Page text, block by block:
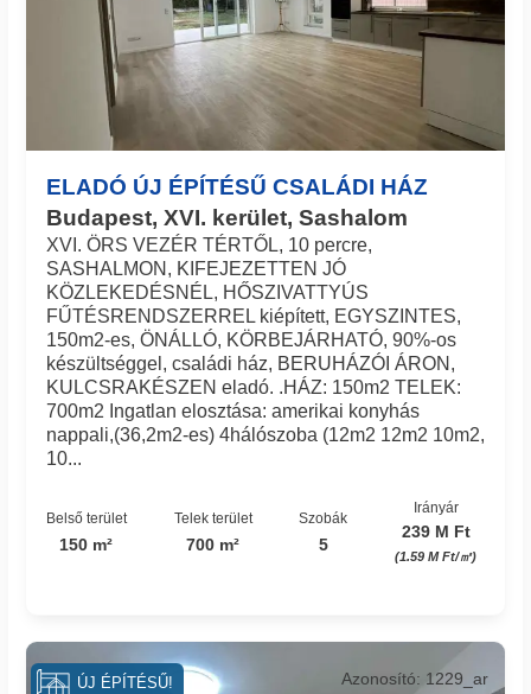
ELADÓ ÚJ ÉPÍTÉSŰ CSALÁDI HÁZ
Budapest, XVI. kerület, Sashalom
XVI. ÖRS VEZÉR TÉRTŐL, 10 percre,
SASHALMON, KIFEJEZETTEN JÓ
KÖZLEKEDÉSNÉL, HŐSZIVATTYÚS
FŰTÉSRENDSZERREL kiépített, EGYSZINTES,
150m2-es, ÖNÁLLÓ, KÖRBEJÁRHATÓ, 90%-os
készültséggel, családi ház, BERUHÁZÓI ÁRON,
KULCSRAKÉSZEN eladó. .HÁZ: 150m2 TELEK:
700m2 Ingatlan elosztása: amerikai konyhás
nappali,(36,2m2-es) 4hálószoba (12m2 12m2 10m2,
10...
Belső terület
150 m²
Telek terület
700 m²
Szobák
5
Irányár
239 M Ft
(1.59 M Ft/㎡)
Azonosító: 1229_ar
ÚJ ÉPÍTÉSŰ!